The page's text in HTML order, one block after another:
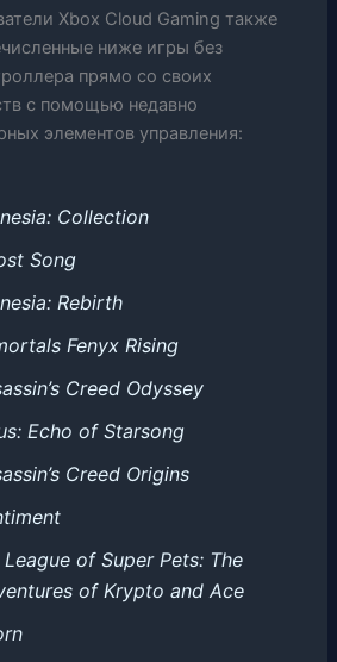
Xbox Cloud Gaming также
ниже игры без
прямо со своих
с помощью недавно
элементов управления:
Collection
Song
Rebirth
Fenyx Rising
Creed Odyssey
Echo of Starsong
Creed Origins
League of Super Pets: The
of Krypto and Ace